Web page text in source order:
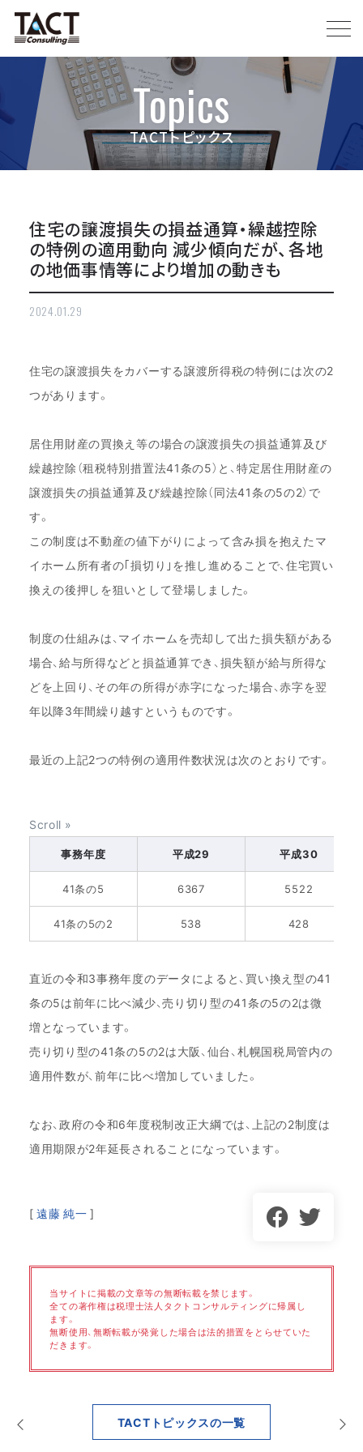
Topics
TACTトピックス
住宅の譲渡損失の損益通算・繰越控除
の特例の適用動向 減少傾向だが、各地
の地価事情等により増加の動きも
2024.01.29
住宅の譲渡損失をカバーする譲渡所得税の特例には次の2
つがあります。
居住用財産の買換え等の場合の譲渡損失の損益通算及び
繰越控除（租税特別措置法41条の5）と、特定居住用財産の
譲渡損失の損益通算及び繰越控除（同法41条の5の2）で
す。
この制度は不動産の値下がりによって含み損を抱えたマ
イホーム所有者の｢損切り｣を推し進めることで、住宅買い
換えの後押しを狙いとして登場しました。
制度の仕組みは、マイホームを売却して出た損失額がある
場合、給与所得などと損益通算でき、損失額が給与所得な
どを上回り、その年の所得が赤字になった場合、赤字を翌
年以降3年間繰り越すというものです。
最近の上記2つの特例の適用件数状況は次のとおりです。
事務年度 平成29 平成30
41条の5 6367 5522
41条の5の2 538 428
直近の令和3事務年度のデータによると、買い換え型の41
条の5は前年に比べ減少、売り切り型の41条の5の2は微
増となっています。
売り切り型の41条の5の2は大阪、仙台、札幌国税局管内の
適用件数が、前年に比べ増加していました。
なお、政府の令和6年度税制改正大綱では、上記の2制度は
適用期限が2年延長されることになっています。
[遠藤 純一 ]
当サイトに掲載の文章等の無断転載を禁じます。
全ての著作権は税理士法人タクトコンサルティングに帰属し
ます。
無断使用、無断転載が発覚した場合は法的措置をとらせていた
だきます。
TACTトピックスの一覧